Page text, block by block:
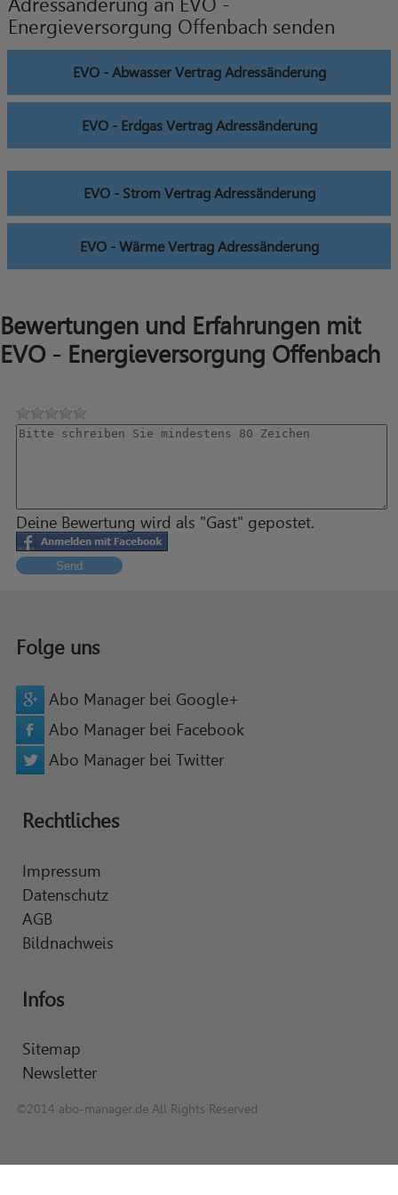
Adressänderung an EVO -
Energieversorgung Offenbach senden
EVO - Abwasser Vertrag Adressänderung
EVO - Erdgas Vertrag Adressänderung
EVO - Strom Vertrag Adressänderung
EVO - Wärme Vertrag Adressänderung
Bewertungen und Erfahrungen mit
EVO - Energieversorgung Offenbach
Deine Bewertung wird als "Gast" gepostet.
Send
Folge uns
Abo Manager bei Google+
Abo Manager bei Facebook
Abo Manager bei Twitter
Rechtliches
Impressum
Datenschutz
AGB
Bildnachweis
Infos
Sitemap
Newsletter
©2014 abo-manager.de All Rights Reserved